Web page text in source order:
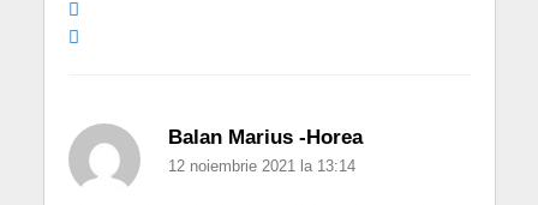
Balan Marius -Horea
12 noiembrie 2021 la 13:14